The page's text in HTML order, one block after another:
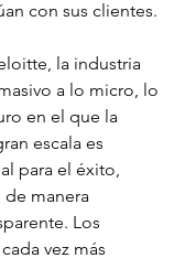
con sus clientes.
la industria
a lo micro, lo
en el que la
escala es
para el éxito,
manera
Los
vez más